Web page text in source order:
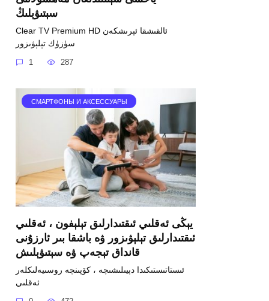
سېتىۋېلىڭ
Clear TV Premium HD ئالقىشقا ئېرىشكەن
سۈزۈك تېلېۋىزور
1 287
СМАРТФОНЫ И АКСЕССУАРЫ
يېڭى ئەقلىي ئىقتىدارلىق تېلېفون ، ئەقلىي
ئىقتىدارلىق تېلېۋىزور ۋە باشقا بىر ئارزۇنى
قانداق تېجەپ ۋە سېتىۋېلىش
ئىستاتىستىكىدا دېيىلىشىچە ، كۆپىنچە روسىيەلىكلەر
ئەقلىي